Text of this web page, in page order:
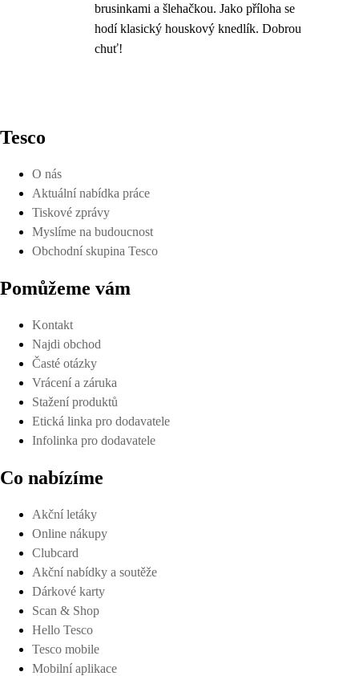
brusinkami a šlehačkou. Jako příloha se
hodí klasický houskový knedlík. Dobrou
chuť!
Tesco
O nás
Aktuální nabídka práce
Tiskové zprávy
Myslíme na budoucnost
Obchodní skupina Tesco
Pomůžeme vám
Kontakt
Najdi obchod
Časté otázky
Vrácení a záruka
Stažení produktů
Etická linka pro dodavatele
Infolinka pro dodavatele
Co nabízíme
Akční letáky
Online nákupy
Clubcard
Akční nabídky a soutěže
Dárkové karty
Scan & Shop
Hello Tesco
Tesco mobile
Mobilní aplikace